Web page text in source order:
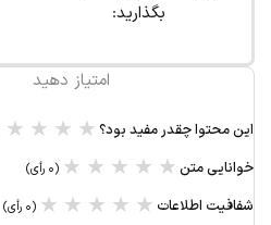
بگذارید:
امتیاز دهید
این محتوا چقدر مفید بود؟ ★
★
★
★
خوانایی متن ★
★
★
★
★ (۰ رأی)
شفافیت اطلاعات ★
★
★
★
★ (۰ رأی)